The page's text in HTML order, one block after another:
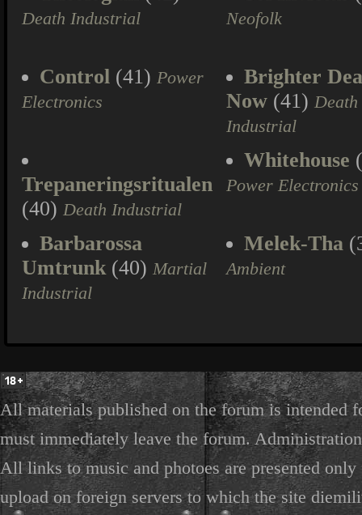
Death Industrial Neofolk
Control (41) Power
Electronics
Brighter
Now (41) Death
Industrial
Trepaneringsritualen
(40) Death Industrial
Whitehouse
Power Electronics
Barbarossa
Umtrunk(40) Martial
Industrial
Melek-Tha
Ambient
All materials published on the forum is intended
must immediately leave the forum.
All links to music and photoes are presented
upload on foreign servers to which the site